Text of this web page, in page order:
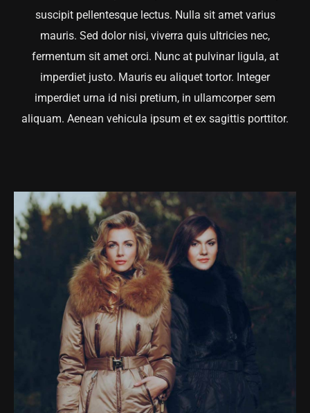
suscipit pellentesque lectus. Nulla sit amet varius
mauris. Sed dolor nisi, viverra quis ultricies nec,
fermentum sit amet orci. Nunc at pulvinar ligula, at
imperdiet justo. Mauris eu aliquet tortor. Integer
imperdiet urna id nisi pretium, in ullamcorper sem
aliquam. Aenean vehicula ipsum et ex sagittis porttitor.